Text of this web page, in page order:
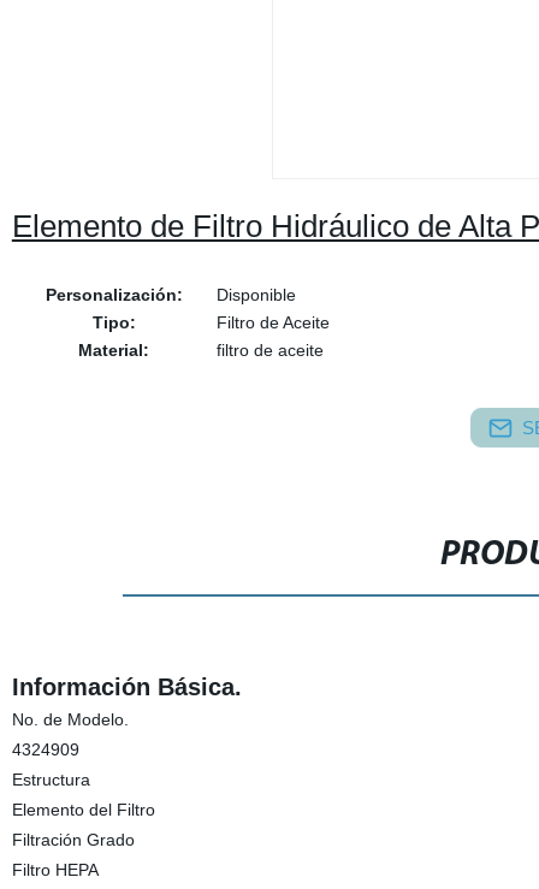
Elemento de Filtro Hidráulico de Alta
Personalización:
Disponible
Tipo:
Filtro de Aceite
Material:
filtro de aceite
Información Básica.
No. de Modelo.
4324909
Estructura
Elemento del Filtro
Filtración Grado
Filtro HEPA